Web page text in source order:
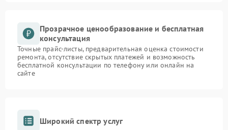
Прозрачное ценообразование и бесплатная
консультация
Точные прайс-листы, предварительная оценка стоимости
ремонта, отсутствие скрытых платежей и возможность
бесплатной консультации по телефону или онлайн на
сайте
Широкий спектр услуг